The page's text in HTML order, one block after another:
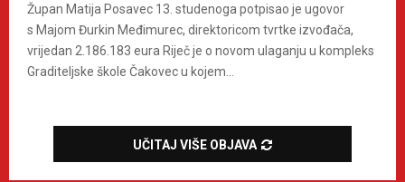
Župan Matija Posavec 13. studenoga potpisao je ugovor
s Majom Đurkin Međimurec, direktoricom tvrtke izvođača,
vrijedan 2.186.183 eura Riječ je o novom ulaganju u kompleks
Graditeljske škole Čakovec u kojem...
UČITAJ VIŠE OBJAVA